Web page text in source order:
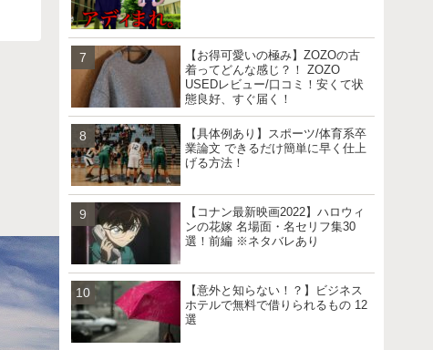
【お得可愛いの極み】ZOZOの古
着ってどんな感じ？！ ZOZO
USEDレビュー/口コミ！安くて状
態良好、すぐ届く！
【具体例あり】スポーツ/体育系卒
業論文 できるだけ簡単に早く仕上
げる方法！
【コナン最新映画2022】ハロウィ
ンの花嫁 名場面・名セリフ集30
選！前編 ※ネタバレあり
【意外と知らない！？】ビジネス
ホテルで無料で借りられるもの 12
選